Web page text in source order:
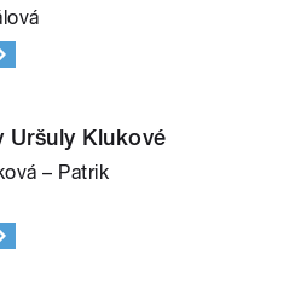
Uršuly Klukové
– Patrik